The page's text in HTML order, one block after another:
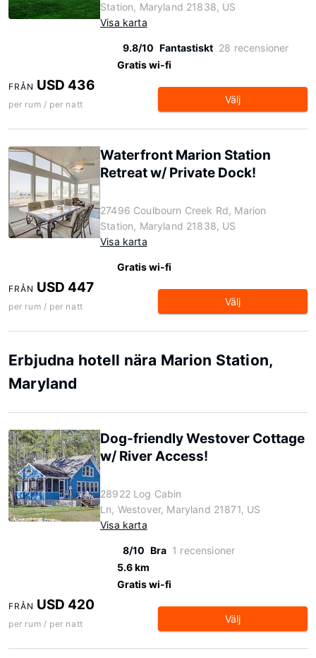
Station, Maryland 21838, US
Visa karta
9.8/10 Fantastiskt 28 recensioner
Gratis wi-fi
FRÅN USD 436
per rum / per natt Välj
Waterfront Marion Station
Retreat w/ Private Dock!
27496 Coulbourn Creek Rd, Marion
Station, Maryland 21838, US
Visa karta
Gratis wi-fi
FRÅN USD 447
per rum / per natt Välj
Erbjudna hotell nära Marion Station,
Maryland
Dog-friendly Westover Cottage
w/ River Access!
28922 Log Cabin
Ln, Westover, Maryland 21871, US
Visa karta
8/10 Bra 1 recensioner
5.6 km
Gratis wi-fi
FRÅN USD 420
per rum / per natt Välj